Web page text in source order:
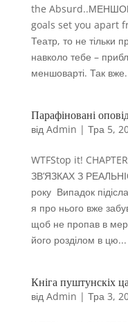
the
goals set you apart
Театр, то не тільки
навколо тебе –
меншоварті. Так
Парафіновані
від Admin | Тра 5,
WTFStop it!
ЗВ’ЯЗКАХ З
року Випадок
я про нього вже
щоб не пропав в
його розділом в цю...
Кніга пуштунскіх
від Admin | Тра 3,